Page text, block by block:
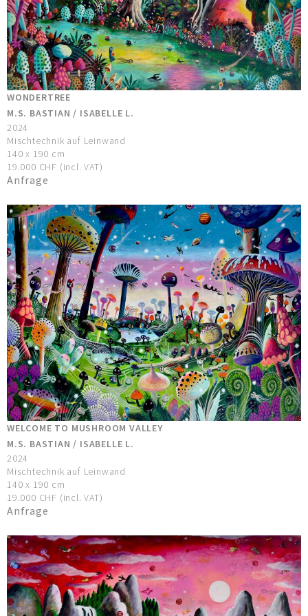
WONDERTREE
M.S. BASTIAN / ISABELLE L.
2024
Mischtechnik auf Leinwand
140 x 190 cm
19.000 CHF (incl. VAT)
Anfrage
WELCOME TO MUSHROOM VALLEY
M.S. BASTIAN / ISABELLE L.
2024
Mischtechnik auf Leinwand
140 x 190 cm
19.000 CHF (incl. VAT)
Anfrage